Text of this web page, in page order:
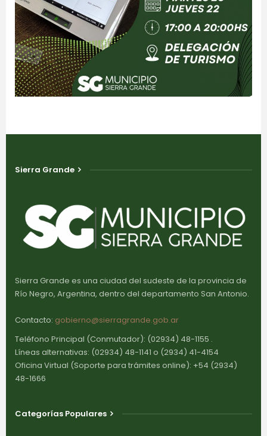
Sierra Grande
Sierra Grande es una ciudad del sudeste de la provincia de
Río Negro, Argentina, dentro del departamento San Antonio.
Contacto: gobierno@sierragrande.gob.ar
Teléfono Principal (Conmutador): (02934) 48-1155 .
Líneas alternativas: (02934) 48-1141 o (2934) 41-4154
Oficina Virtual (Soporte para trámites online): +54 (2934)
48-1666
Categorías Populares